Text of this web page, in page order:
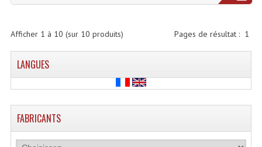
Adaptateurs Audio
Pages de résultat : 1
Afficher 1 à 10 (sur 10 produits)
LANGUES
FABRICANTS